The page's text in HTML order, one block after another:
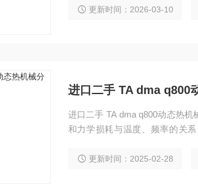
更新时间：2026-03-10
进口二手 TA dma q800
进口二手 TA dma q800动态热
和力学损耗与温度、频率的关
耗模量，其比率即为阻尼因子
更新时间：2025-02-28